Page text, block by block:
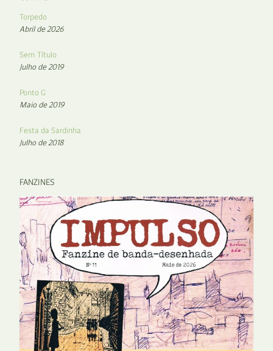
Torpedo
Abril de 2026
Sem Título
Julho de 2019
Ponto G
Maio de 2019
Festa da Sardinha
Julho de 2018
FANZINES